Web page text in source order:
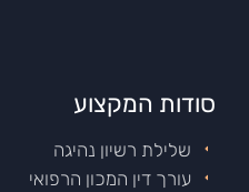
סודות המקצוע
שלילת רשיון נהיגה
עורך דין המכון הרפואי